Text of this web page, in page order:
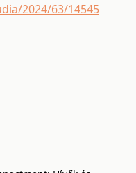
2024/63/14545